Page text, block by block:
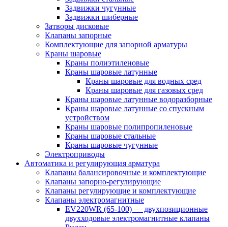
Задвижки чугунные
Задвижки шиберные
Затворы дисковые
Клапаны запорные
Комплектующие для запорной арматуры
Краны шаровые
Краны полиэтиленовые
Краны шаровые латунные
Краны шаровые для водных сред
Краны шаровые для газовых сред
Краны шаровые латунные водоразборные
Краны шаровые латунные со спускным
устройством
Краны шаровые полипропиленовые
Краны шаровые стальные
Краны шаровые чугунные
Электроприводы
Автоматика и регулирующая арматура
Клапаны балансировочные и комплектующие
Клапаны запорно-регулирующие
Клапаны регулирующие и комплектующие
Клапаны электромагнитные
EV220WR (65-100) — двухпозиционные
двухходовые электромагнитные клапаны